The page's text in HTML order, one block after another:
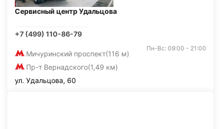
Сервисный центр Удальцова
+7 (499) 110-86-79
Мичуринский проспект(116 м)
Пр-т Вернадского(1,49 км)
Пн-Вс: 09:00 - 21:00
ул. Удальцова, 60